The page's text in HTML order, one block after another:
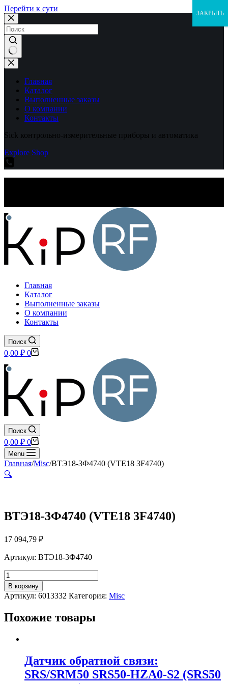
Перейти к сути
Ничего
не
найденоГлавная
Каталог
Выполненные заказы
О компании
Контакты
Sick контрольно-измерительные приборы и автоматика
Explore Shop
Главная
Каталог
Выполненные заказы
О компании
Контакты
Поиск
Корзина
0,00 ₽ 0
Поиск
Корзина
0,00 ₽ 0
Menu
Главная/Misc/ВТЭ18-3Ф4740 (VTE18 3F4740)
🔍
ВТЭ18-3Ф4740 (VTE18 3F4740)
17 094,79 ₽
Артикул: ВТЭ18-3Ф4740
Количество
товара
ВТЭ18-
3Ф4740
3F4740)
В корзину
Артикул: 6013332 Категория: Misc
Похожие товары
Датчик обратной связи:
SRS/SRM50 SRS50-HZA0-S2 (SRS50
ЗАКРЫТЬ